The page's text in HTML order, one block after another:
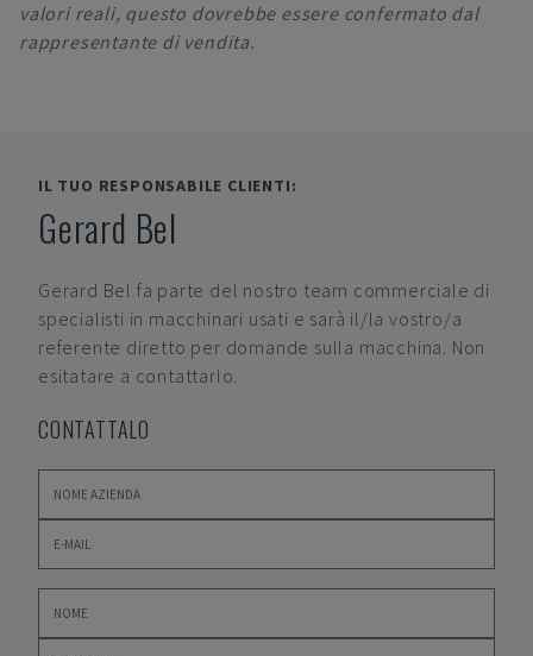
valori reali, questo dovrebbe essere confermato dal
rappresentante di vendita.
IL TUO RESPONSABILE CLIENTI:
Gerard Bel
Gerard Bel fa parte del nostro team commerciale di
specialisti in macchinari usati e sarà il/la vostro/a
referente diretto per domande sulla macchina. Non
esitatare a contattarlo.
CONTATTALO